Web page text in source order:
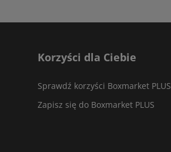
Korzyści dla Ciebie
Sprawdź korzyści Boxmarket PLUS
Zapisz się do Boxmarket PLUS